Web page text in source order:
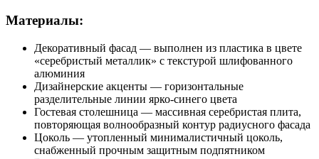
Материалы:
Декоративный фасад — выполнен из пластика в цвете
«серебристый металлик» с текстурой шлифованного
алюминия
Дизайнерские акценты — горизонтальные
разделительные линии ярко-синего цвета
Гостевая столешница — массивная серебристая плита,
повторяющая волнообразный контур радиусного фасада
Цоколь — утопленный минималистичный цоколь,
снабженный прочным защитным подпятником